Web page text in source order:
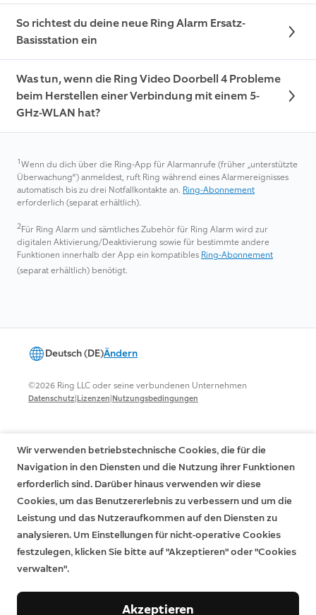
So richtest du deine neue Ring Alarm Ersatz-
Basisstation ein
Was tun, wenn die Ring Video Doorbell 4 Probleme
beim Herstellen einer Verbindung mit einem 5-
GHz-WLAN hat?
1Wenn du dich über die Ring-App für Alarmanrufe (früher „unterstützte
Überwachung“) anmeldest, ruft Ring während eines Alarmereignisses
automatisch bis zu drei Notfallkontakte an. Ring-Abonnement
erforderlich (separat erhältlich).
2Für Ring Alarm und sämtliches Zubehör für Ring Alarm wird zur
digitalen Aktivierung/Deaktivierung sowie für bestimmte andere
Funktionen innerhalb der App ein kompatibles Ring-Abonnement
(separat erhältlich) benötigt.
Deutsch (DE)Ändern
©2026 Ring LLC oder seine verbundenen Unternehmen
Datenschutz|Lizenzen|Nutzungsbedingungen
Wir verwenden betriebstechnische Cookies, die für die
Navigation in den Diensten und die Nutzung ihrer Funktionen
erforderlich sind. Darüber hinaus verwenden wir diese
Cookies, um das Benutzererlebnis zu verbessern und um die
Leistung und das Nutzeraufkommen auf den Diensten zu
analysieren. Um Einstellungen für nicht-operative Cookies
festzulegen, klicken Sie bitte auf "Akzeptieren" oder "Cookies
verwalten".
Akzeptieren